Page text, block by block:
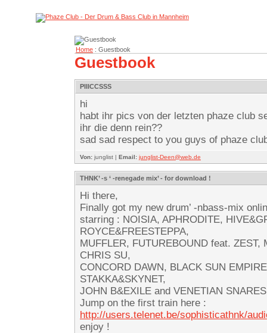
Home : Guestbook
Guestbook
PIIICCSSS
hi
habt ihr pics von der letzten phaze club
ihr die denn rein??
sad sad respect to you guys of phaze
Von: junglist | Email: junglist-Deen@web.de
THNK’ -s ‘ -renegade mix’ - for download !
Hi there,
Finally got my new drum’ -nbass-mix
starring : NOISIA, APHRODITE,
ROYCE&FREESTEPPA,
MUFFLER, FUTUREBOUND feat. ZEST,
CHRIS SU,
CONCORD DAWN, BLACK SUN
STAKKA&SKYNET,
JOHN B&EXILE and VENETIAN
Jump on the first train here :
http://users.telenet.be/sophisticathnk/
enjoy !